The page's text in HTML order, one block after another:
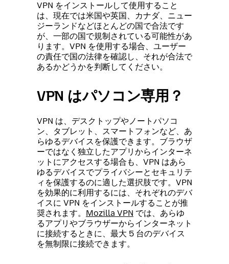
VPN をインストールして使用すること
は、現在では米国や英国、カナダ、ニュー
ジーランドなどほとんどの国で合法です
が、一部の国で規制されている可能性があ
ります。VPN を使用する場合、ユーザー
の責任で国の法律を確認し、それが合法で
あるかどうかを判断してください。
VPN はパソコン専用？
VPN は、デスクトップやノートパソコ
ン、タブレット、スマートフォンなど、あ
らゆるデバイスを保護できます。ブラウザ
ーではなく独立したアプリからインターネ
ットにアクセスする場合も、VPN はあら
ゆるデバイスでプライバシーとセキュリテ
ィを保護するのに適した選択肢です。VPN
を効果的に利用するには、それぞれのデバ
イスに VPN をインストールすることが推
奨されます。 Mozilla VPN では、あらゆ
るアプリやブラウザーからインターネット
に接続するときに、最大 5 台のデバイス
を無制限に接続できます。